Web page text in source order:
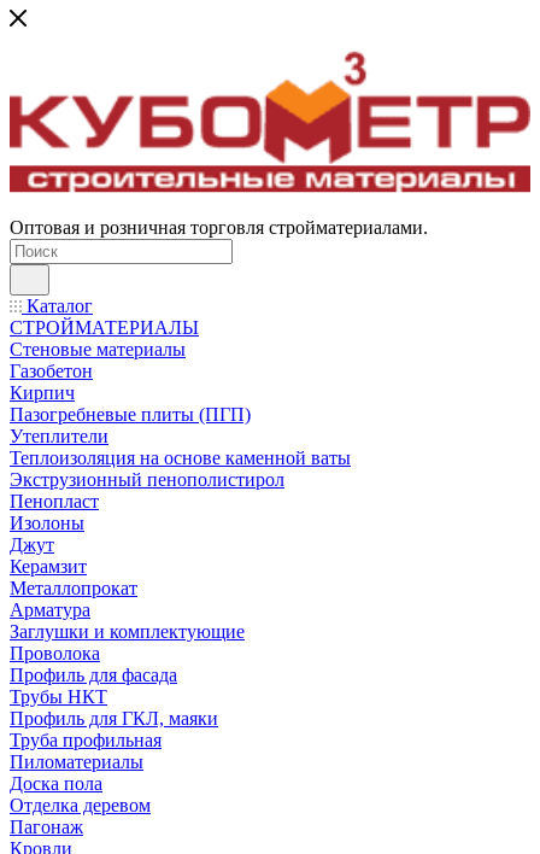
Оптовая и розничная торговля стройматериалами.
Каталог
СТРОЙМАТЕРИАЛЫ
Стеновые материалы
Газобетон
Кирпич
Пазогребневые плиты (ПГП)
Утеплители
Теплоизоляция на основе каменной ваты
Экструзионный пенополистирол
Пенопласт
Изолоны
Джут
Керамзит
Металлопрокат
Арматура
Заглушки и комплектующие
Проволока
Профиль для фасада
Трубы НКТ
Профиль для ГКЛ, маяки
Труба профильная
Пиломатериалы
Доска пола
Отделка деревом
Пагонаж
Кровли